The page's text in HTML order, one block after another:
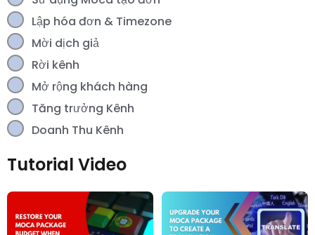
Lập hóa đơn & Timezone
Mời dịch giả
Rời kênh
Mở rộng khách hàng
Tăng trưởng Kênh
Doanh Thu Kênh
Tutorial Video